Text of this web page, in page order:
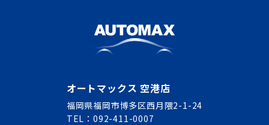
オートマックス 空港店
福岡県福岡市博多区西月隈2-1-24
TEL：092-411-0007